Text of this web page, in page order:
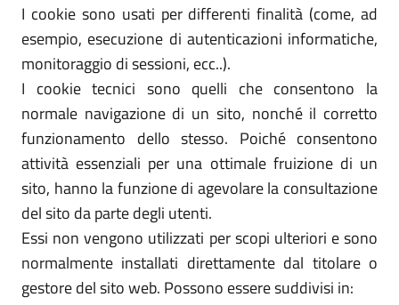
I cookie sono usati per differenti finalità (come, ad
esempio, esecuzione di autenticazioni informatiche,
monitoraggio di sessioni, ecc..).
I cookie tecnici sono quelli che consentono la
normale navigazione di un sito, nonché il corretto
funzionamento dello stesso. Poiché consentono
attività essenziali per una ottimale fruizione di un
sito, hanno la funzione di agevolare la consultazione
del sito da parte degli utenti.
Essi non vengono utilizzati per scopi ulteriori e sono
normalmente installati direttamente dal titolare o
gestore del sito web. Possono essere suddivisi in: